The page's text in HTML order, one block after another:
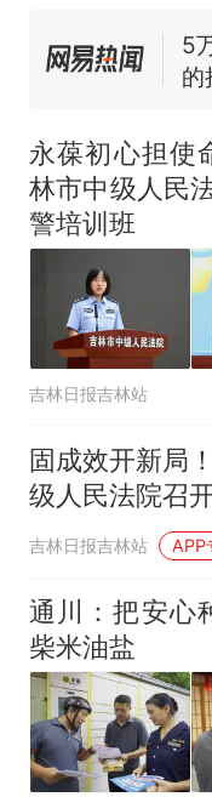
国
线
5
的
纪
视
母
永葆初心担
林市中级人民
警培训班
吉林日报吉林站
固成效开新局
级人民法院召
半年工作推进
吉林日报吉林站 APP
通川：把安心
柴米油盐